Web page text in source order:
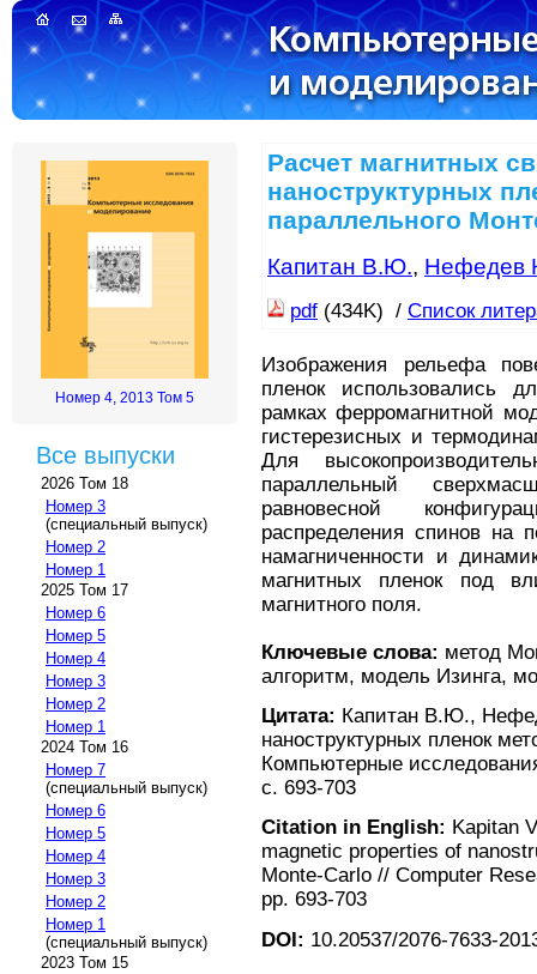
Номер 4, 2013 Том 5
Все выпуски
2026 Том 18
Номер 3
(специальный выпуск)
Номер 2
Номер 1
2025 Том 17
Номер 6
Номер 5
Номер 4
Номер 3
Номер 2
Номер 1
2024 Том 16
Номер 7
(специальный выпуск)
Номер 6
Номер 5
Номер 4
Номер 3
Номер 2
Номер 1
(специальный выпуск)
2023 Том 15
Расчет магнитных
наноструктурных
параллельного
Капитан В.Ю., Нефедев
pdf (434K) / Список
Изображения рельефа
пленок использовались
рамках ферромагнитной
гистерезисных и
Для
параллельный
равновесной
распределения спинов на
намагниченности и
магнитных пленок под
магнитного поля.
Ключевые слова: метод
алгоритм, модель Изинга,
Цитата: Капитан В.Ю.,
наноструктурных пленок
Компьютерные
с. 693-703
Citation in English: Kapitan
magnetic properties of
Monte-Carlo // Computer
pp. 693-703
DOI: 10.20537/2076-7633-